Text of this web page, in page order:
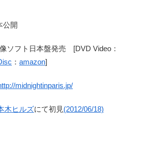
公開
ソフト日本盤発売 [DVD Video：
： amazon]
midnightinparis.jp/
木ヒルズにて初見(2012/06/18)